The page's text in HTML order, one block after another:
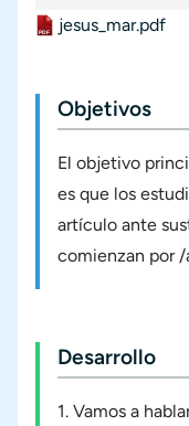
Materiales
Documento
jesus_mar.pdf
Objetivos
El objetivo
es que los
artículo ante
comienzan por
Desarrollo
1. Vamos a